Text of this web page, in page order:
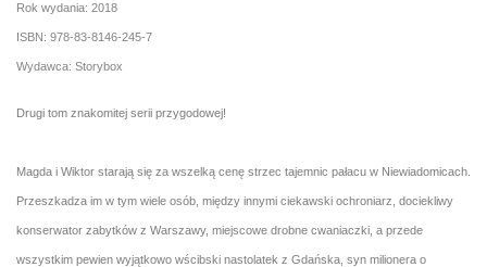
Rok wydania: 2018
ISBN: 978-83-8146-245-7
Wydawca: Storybox
Drugi tom znakomitej serii przygodowej!
Magda i Wiktor starają się za wszelką cenę strzec tajemnic pałacu w Niewiadomicach.
Przeszkadza im w tym wiele osób, między innymi ciekawski ochroniarz, dociekliwy
konserwator zabytków z Warszawy, miejscowe drobne cwaniaczki, a przede
wszystkim pewien wyjątkowo wścibski nastolatek z Gdańska, syn milionera o